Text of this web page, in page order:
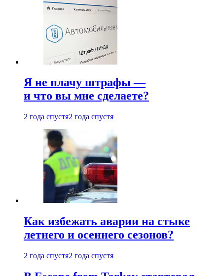
Я не плачу штрафы —
и что вы мне сделаете?
2 года спустя2 года спустя
Как избежать аварии на стыке
летнего и осеннего сезонов?
2 года спустя2 года спустя